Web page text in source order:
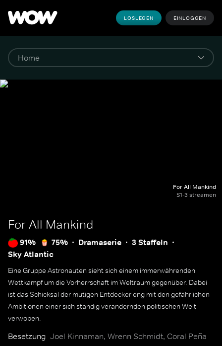
LOSLEGEN EINLOGGEN
For All Mankind
S1-3 streamen
For All Mankind
91% 75% Dramaserie
3 Staffeln
Sky Atlantic
Eine Gruppe Astronauten sieht sich einem immerwährenden
Wettkampf um die Vorherrschaft im Weltraum gegenüber. Dabei
ist das Schicksal der mutigen Entdecker eng mit den gefährlichen
Ambitionen einer sich ständig verändernden politischen Welt
verwoben.
Besetzung Joel Kinnaman, Wrenn Schmidt, Coral Peña